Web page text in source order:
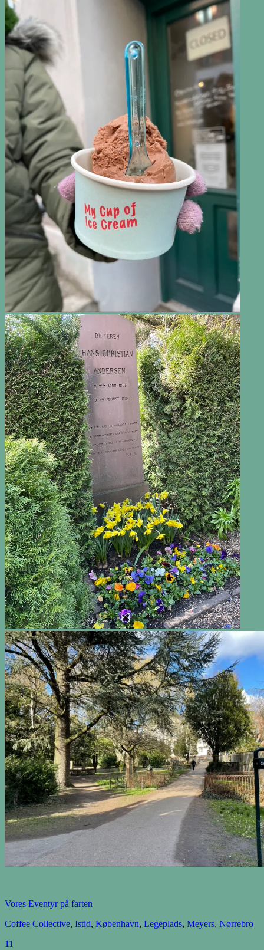
Vores Eventyr på farten
Coffee Collective, Istid, København, Legeplads, Meyers, Nørrebro
11